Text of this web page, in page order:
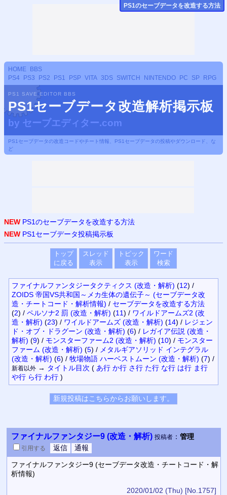
HOME
BBS
PS4
PS3 PS2 PS1 PSP VITA 3DS SWITCH NINTENDO PC SP RPG
PS1 SAVE EDITOR BBS
PS1セーブデータ改造解析掲示板
by セーブエディター.com
PS1セーブデータの改造コードやチート情報、PS1セーブデータの投稿やダウンロード、な
ど
NEW PS1のセーブデータを改造する方法
NEW PS1セーブデータ投稿掲示板
トップ
に戻る
スレッド
表示
トピック
表示
ワード
検索
ファイナルファンタジータクティクス (改造・解析) (12) /
ZOIDS 帝国VS共和国～メカ生体の遺伝子～ (セーブデータ改
造・チートコード・解析情報) / セーブデータを改造する方法
(2) / ペルソナ2 罰 (改造・解析) (11) / ワイルドアームズ2 (改
造・解析) (23) / ワイルドアームズ (改造・解析) (14) / レジェン
ド・オブ・ドラグーン (改造・解析) (6) / レガイア伝説 (改造・
解析) (9) / モンスターファーム2 (改造・解析) (10) / モンスター
ファーム (改造・解析) (5) / メタルギアソリッド インテグラル
(改造・解析) (6) / 牧場物語 ハーベストムーン (改造・解析) (7) /
新着以外 → タイトル目次 ( あ行 か行 さ行 た行 な行 は行 ま行
や行 ら行 わ行 )
ファイナルファンタジー9 (改造・解析) 投稿者： 管理
引用する
ファイナルファンタジー9 (セーブデータ改造・チートコード・解
析情報)
2020/01/02 (Thu) [No.1757]
PS1のセーブデータを改造する方法